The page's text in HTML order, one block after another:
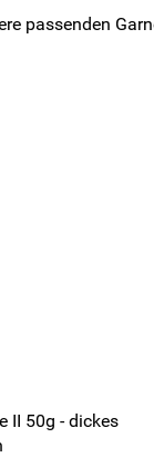
passenden
II 50g - dickes